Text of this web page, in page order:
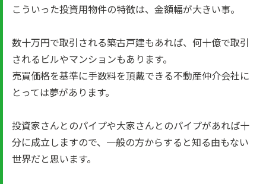
こういった投資用物件の特徴は、金額幅が大きい事。
数十万円で取引される築古戸建もあれば、何十億で取引
されるビルやマンションもあります。
売買価格を基準に手数料を頂戴できる不動産仲介会社に
とっては夢があります。
投資家さんとのパイプや大家さんとのパイプがあれば十
分に成立しますので、一般の方からすると知る由もない
世界だと思います。